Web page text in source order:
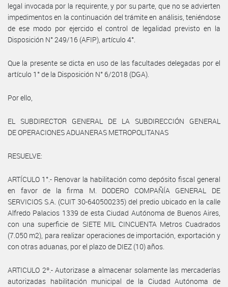
legal invocada por la requirente, y por su parte, que no se advierten
impedimentos en la continuación del trámite en análisis, teniéndose
de ese modo por ejercido el control de legalidad previsto en la
Disposición N° 249/16 (AFIP), artículo 4°.
Que la presente se dicta en uso de las facultades delegadas por el
artículo 1° de la Disposición N° 6/2018 (DGA).
Por ello,
EL SUBDIRECTOR GENERAL DE LA SUBDIRECCIÓN GENERAL
DE OPERACIONES ADUANERAS METROPOLITANAS
RESUELVE:
ARTÍCULO 1°.- Renovar la habilitación como depósito fiscal general
en favor de la firma M. DODERO COMPAÑÍA GENERAL DE
SERVICIOS S.A. (CUIT 30-640500235) del predio ubicado en la calle
Alfredo Palacios 1339 de esta Ciudad Autónoma de Buenos Aires,
con una superficie de SIETE MIL CINCUENTA Metros Cuadrados
(7.050 m2), para realizar operaciones de importación, exportación y
con otras aduanas, por el plazo de DIEZ (10) años.
ARTICULO 2º.- Autorizase a almacenar solamente las mercaderías
autorizadas habilitación municipal de la Ciudad Autónoma de